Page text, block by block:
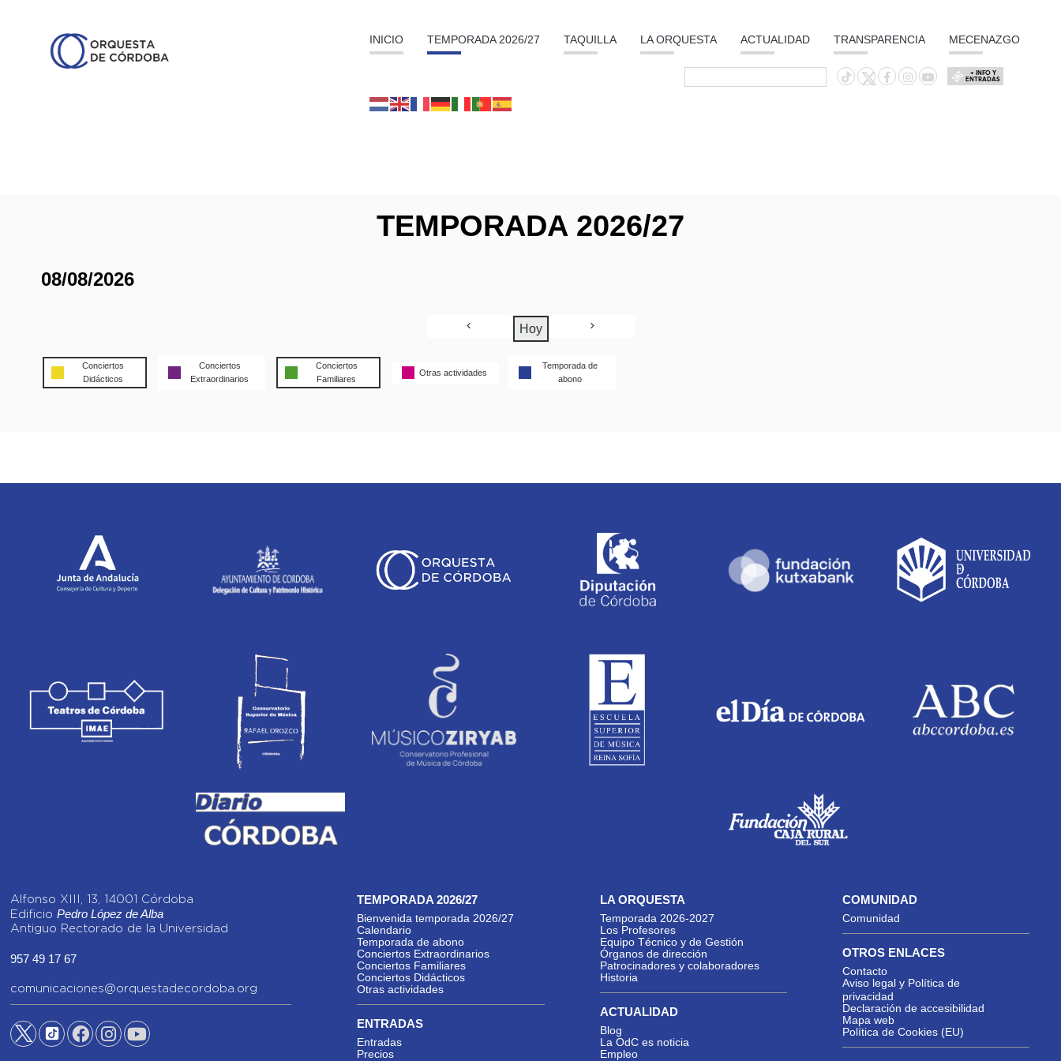
INICIO TEMPORADA 2026/27 TAQUILLA LA ORQUESTA ACTUALIDAD TRANSPARENCIA MECENAZGO
+ INFO Y
ENTRADAS
TEMPORADA 2026/27
08/08/2026
Hoy
Conciertos
Didácticos
Conciertos
Extraordinarios
Conciertos
Familiares
Otras actividades
Temporada de
abono
Alfonso XIII, 13, 14001 Córdoba
Edificio Pedro López de Alba
Antiguo Rectorado de la Universidad
957 49 17 67
comunicaciones@orquestadecordoba.org
TEMPORADA 2026/27
Bienvenida temporada 2026/27
Calendario
Temporada de abono
Conciertos Extraordinarios
Conciertos Familiares
Conciertos Didácticos
Otras actividades
ENTRADAS
Entradas
Precios
LA ORQUESTA
Temporada 2026-2027
Los Profesores
Equipo Técnico y de Gestión
Órganos de dirección
Patrocinadores y colaboradores
Historia
ACTUALIDAD
Blog
La OdC es noticia
Empleo
COMUNIDAD
Comunidad
OTROS ENLACES
Contacto
Aviso legal y Política de
privacidad
Declaración de accesibilidad
Mapa web
Política de Cookies (EU)